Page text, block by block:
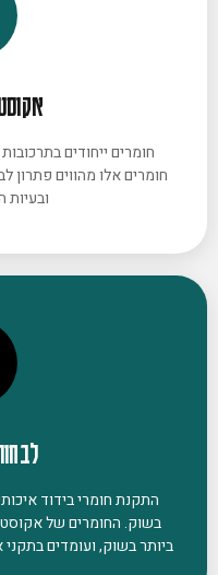
חומרים ייחודים
חומרים אלו מהווים פתרון
ובעיות
התקנת חומרי בידוד
בשוק. החומרים של
ביותר בשוק, ועומדים